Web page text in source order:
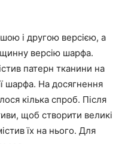
і другою версією, а
версію шарфа.
патерн тканини на
шарфа. На досягнення
кілька спроб. Після
щоб створити великі
їх на нього. Для